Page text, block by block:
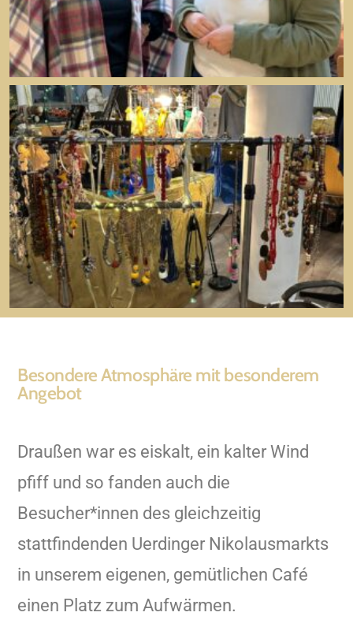
Besondere Atmosphäre mit besonderem
Angebot
Draußen war es eiskalt, ein kalter Wind
pfiff und so fanden auch die
Besucher*innen des gleichzeitig
stattfindenden Uerdinger Nikolausmarkts
in unserem eigenen, gemütlichen Café
einen Platz zum Aufwärmen.